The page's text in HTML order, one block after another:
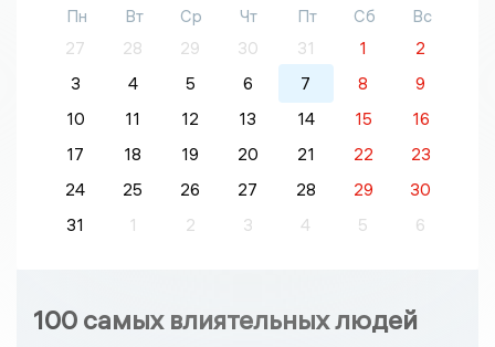
Пн Вт Ср Чт Пт Сб
Вс
27
28 29 30 31 1
2
3
4 5 6 7 8
9
10
11 12 13 14 15
16
17
18 19 20 21 22
23
24
25 26 27 28 29
30
31
1 2 3 4 5 6
100 самых влиятельных людей